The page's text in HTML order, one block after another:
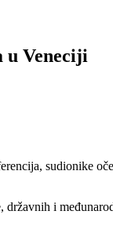
u Veneciji
sudionike
i